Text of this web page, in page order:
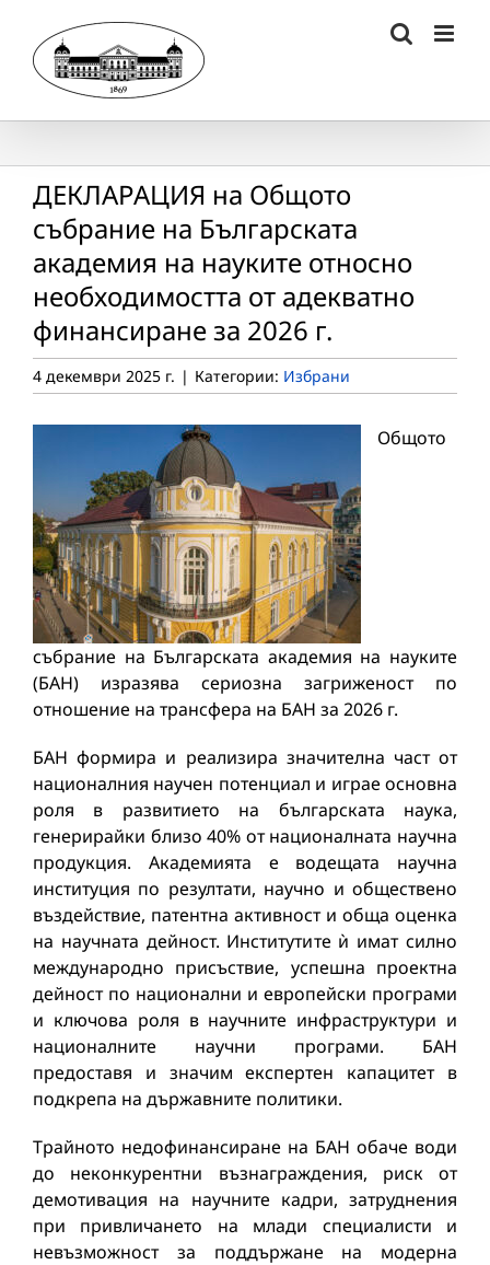
content
ДЕКЛАРАЦИЯ на Общото
събрание на Българската
академия на науките относно
необходимостта от адекватно
финансиране за 2026 г.
4 декември 2025 г. | Категории: Избрани
Общото
събрание на Българската академия на науките
(БАН) изразява сериозна загриженост по
отношение на трансфера на БАН за 2026 г.
БАН формира и реализира значителна част от
националния научен потенциал и играе основна
роля в развитието на българската наука,
генерирайки близо 40% от националната научна
продукция. Академията е водещата научна
институция по резултати, научно и обществено
въздействие, патентна активност и обща оценка
на научната дейност. Институтите ѝ имат силно
международно присъствие, успешна проектна
дейност по национални и европейски програми
и ключова роля в научните инфраструктури и
националните научни програми. БАН
предоставя и значим експертен капацитет в
подкрепа на държавните политики.
Трайното недофинансиране на БАН обаче води
до неконкурентни възнаграждения, риск от
демотивация на научните кадри, затруднения
при привличането на млади специалисти и
невъзможност за поддържане на модерна